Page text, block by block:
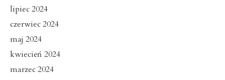
lipiec 2024
czerwiec 2024
maj 2024
kwiecień 2024
marzec 2024